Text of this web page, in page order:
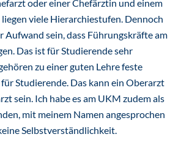
oder einer Chefärztin und einem
viele Hierarchiestufen. Dennoch
Aufwand sein, dass Führungskräfte am
Das ist für Studierende sehr
zu einer guten Lehre feste
Studierende. Das kann ein Oberarzt
sein. Ich habe es am UKM zudem als
mit meinem Namen angesprochen
Selbstverständlichkeit.